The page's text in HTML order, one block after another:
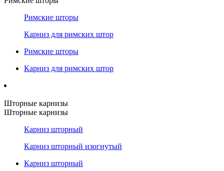
Римские шторы
Карниз для римских штор
Римские шторы
Карниз для римских штор
Шторные карнизы
Шторные карнизы
Карниз шторный
Карниз шторный изогнутый
Карниз шторный